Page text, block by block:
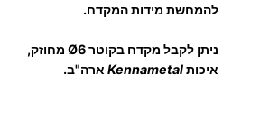
להמחשת מידות המקדח.
ניתן לקבל מקדח בקוטר Ø6 מחוזק,
איכותKennametal ארה"ב.